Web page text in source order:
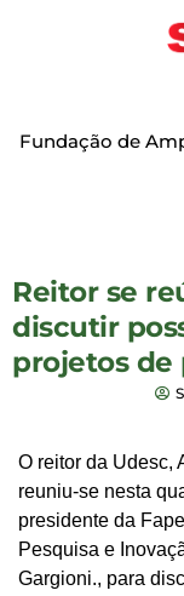
Fundação de
Reitor se
discutir
projetos de
O reitor da Udesc,
reuniu-se nesta
presidente da
Pesquisa e
Gargioni., para